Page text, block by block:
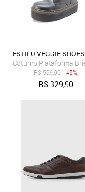
ESTILO VEGGIE SHOES
Coturno Plataforma
R$599,90 - 45%
R$329,90